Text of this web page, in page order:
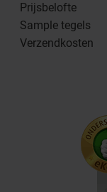
Prijsbelofte
Sample tegels
Verzendkosten